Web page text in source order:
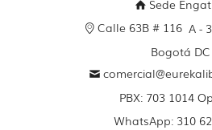
Sede
Calle 63B # 116 A -
Bogotá DC
PBX: 703 1014
WhatsApp: 310